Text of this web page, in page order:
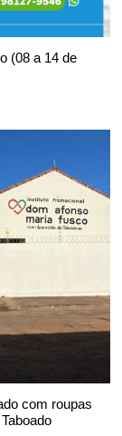
(08 a 14 de
com roupas